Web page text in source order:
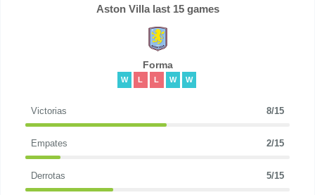
Aston Villa last 15 games
Forma
W L L W W
Victorias 8/15
Empates 2/15
Derrotas 5/15